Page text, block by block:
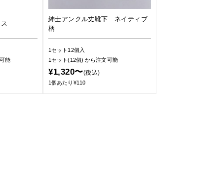
能
紳士アンクル丈靴下 ネイティブ
柄
1セット12個入
1セット(12個)から注文可能
¥1,320〜(税込)
1個あたり¥110